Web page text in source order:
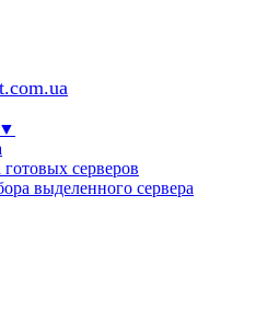
▼
серверов
выделенного сервера